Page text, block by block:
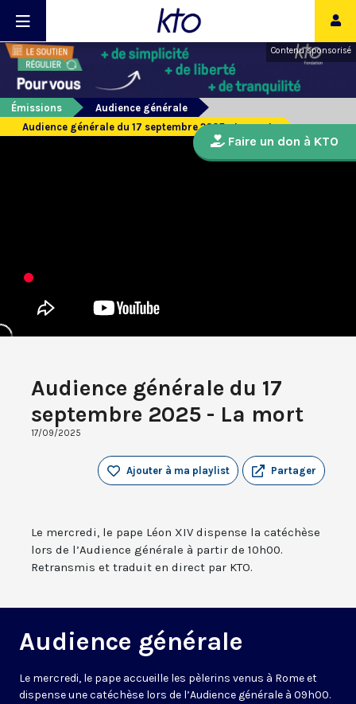
Contenu sponsorisé
Émissions
Audience générale
Audience générale du 17 septembre 2025 - La mort
Audience générale du 17
septembre 2025 - La mort
17/09/2025
Partager
Ajouter à ma playlist
Le mercredi, le pape Léon XIV dispense la catéchèse
lors de l’Audience générale à partir de 10h00.
Retransmis et traduit en direct par KTO.
Audience générale
Le mercredi, le pape accueille les pèlerins venus à Rome et
dispense une catéchèse lors de l’Audience générale à 09h00.
Faire un don à KTO